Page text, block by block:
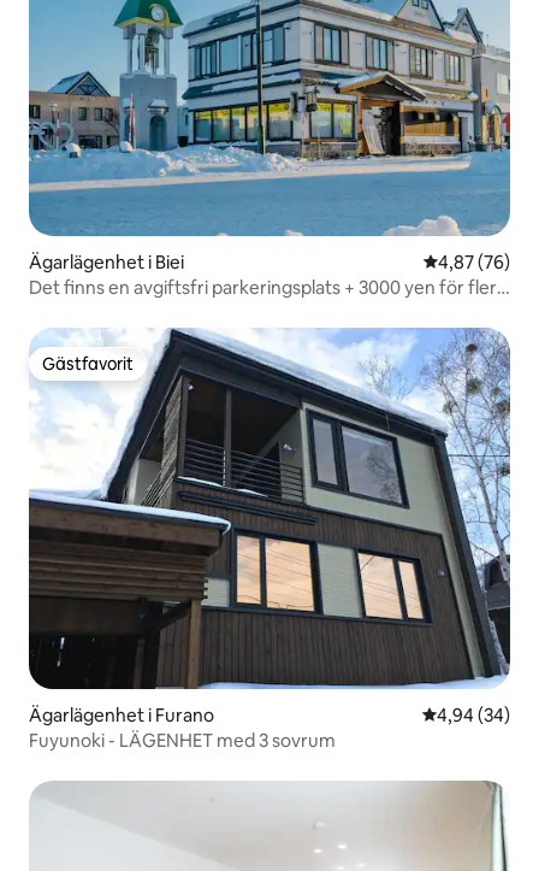
Ägarlägenhet i Biei 4,87 av 5 i
4,87 (76)
Det finns en avgiftsfri parkeringsplats + 3000 yen för fler
personer kan övernatta, Biei Furano Asahikawa
Gästfavorit
Gästfavorit
Ägarlägenhet i Furano 4,94 av 5 i
4,94 (34)
Fuyunoki - LÄGENHET med 3 sovrum